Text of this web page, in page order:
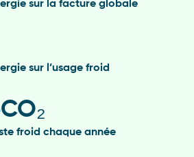
sur la facture globale
sur l’usage froid
froid chaque année